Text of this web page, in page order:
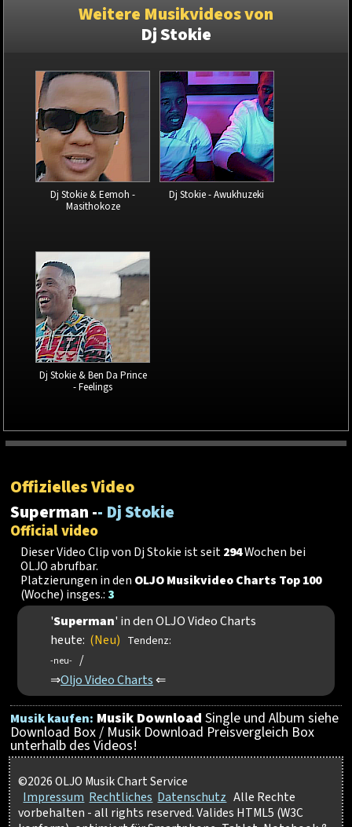
Weitere Musikvideos von
Dj Stokie
Dj Stokie & Eemoh -
Masithokoze
Dj Stokie - Awukhuzeki
Dj Stokie & Ben Da Prince
- Feelings
Offizielles Video
Superman -- Dj Stokie
Official video
Dieser Video Clip von Dj Stokie ist seit294Wochen bei
OLJO abrufbar.
Platzierungen in den OLJO Musikvideo Charts Top 100
(Woche) insges.: 3
'Superman' in den OLJO Video Charts
heute: (Neu) Tendenz:
-neu- /
⇒Oljo Video Charts ⇐
Musik kaufen: Musik Download Single und Album siehe
Download Box / Musik Download Preisvergleich Box
unterhalb des Videos!
©2026 OLJO Musik Chart Service
Impressum Rechtliches Datenschutz Alle Rechte
vorbehalten - all rights reserved. Valides HTML5 (W3C